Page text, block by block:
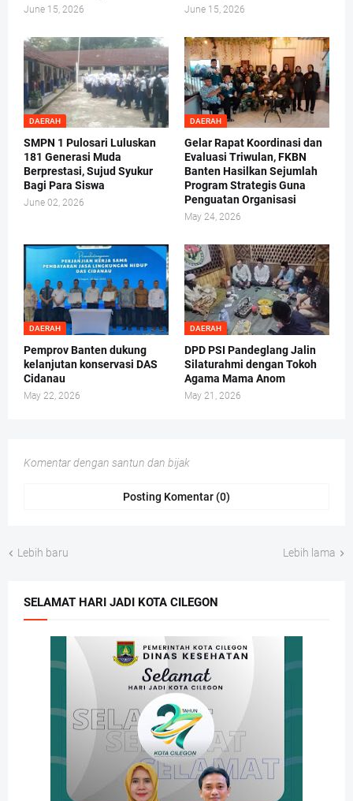
June 15, 2026 June 15, 2026
DAERAH
SMPN 1 Pulosari Luluskan
181 Generasi Muda
Berprestasi, Sujud Syukur
Bagi Para Siswa
June 02, 2026
DAERAH
Gelar Rapat Koordinasi dan
Evaluasi Triwulan, FKBN
Banten Hasilkan Sejumlah
Program Strategis Guna
Penguatan Organisasi
May 24, 2026
DAERAH
Pemprov Banten dukung
kelanjutan konservasi DAS
Cidanau
May 22, 2026
DAERAH
DPD PSI Pandeglang Jalin
Silaturahmi dengan Tokoh
Agama Mama Anom
May 21, 2026
Komentar dengan santun dan bijak
Posting Komentar (0)
Lebih baru Lebih lama
SELAMAT HARI JADI KOTA CILEGON